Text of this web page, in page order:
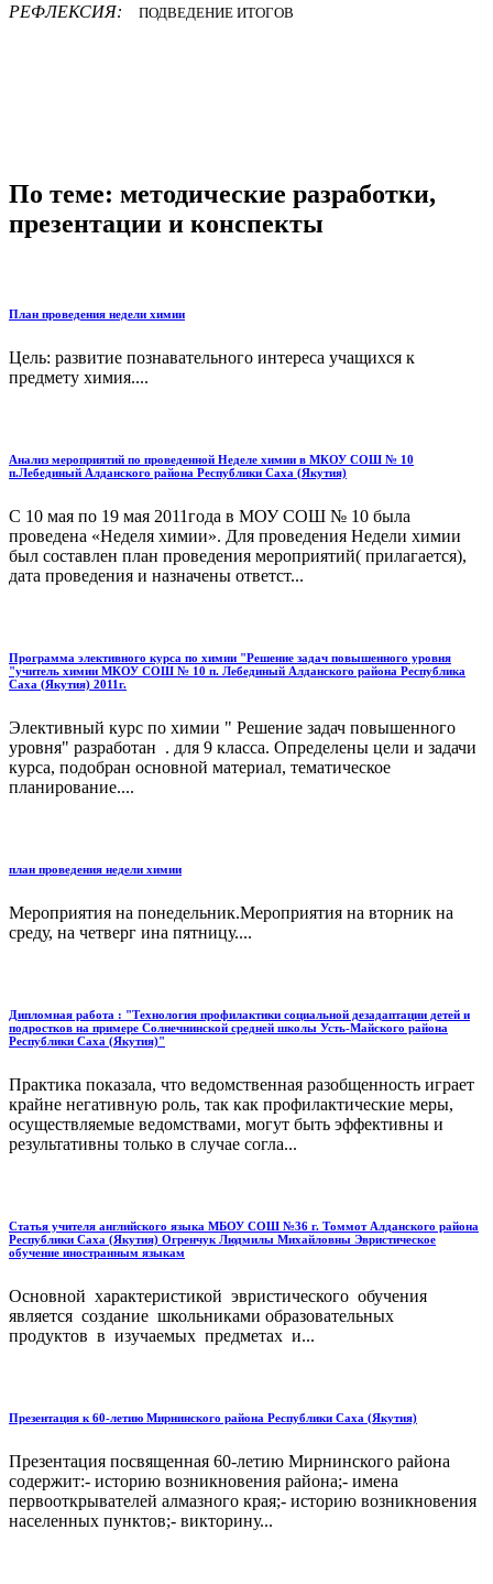
РЕФЛЕКСИЯ:
ПОДВЕДЕНИЕ ИТОГОВ
По теме: методические разработки,
презентации и конспекты
План проведения недели химии
Цель: развитие познавательного интереса учащихся к
предмету химия....
Анализ мероприятий по проведенной Неделе химии в МКОУ СОШ № 10
п.Лебединый Алданского района Республики Саха (Якутия)
С 10 мая по 19 мая 2011года в МОУ СОШ № 10 была
проведена «Неделя химии». Для проведения Недели химии
был составлен план проведения мероприятий( прилагается),
дата проведения и назначены ответст...
Программа элективного курса по химии "Решение задач повышенного уровня
"учитель химии МКОУ СОШ № 10 п. Лебединый Алданского района Республика
Саха (Якутия) 2011г.
Элективный курс по химии " Решение задач повышенного
уровня" разработан . для 9 класса. Определены цели и задачи
курса, подобран основной материал, тематическое
планирование....
план проведения недели химии
Мероприятия на понедельник.Мероприятия на вторник на
среду, на четверг ина пятницу....
Дипломная работа : "Технология профилактики социальной дезадаптации детей и
подростков на примере Солнечнинской средней школы Усть-Майского района
Республики Саха (Якутия)"
Практика показала, что ведомственная разобщенность играет
крайне негативную роль, так как профилактические меры,
осуществляемые ведомствами, могут быть эффективны и
результативны только в случае согла...
Статья учителя английского языка МБОУ СОШ №36 г. Томмот Алданского района
Республики Саха (Якутия) Огренчук Людмилы Михайловны Эвристическое
обучение иностранным языкам
Основной характеристикой эвристического обучения
является создание школьниками образовательных
продуктов в изучаемых предметах и...
Презентация к 60-летию Мирнинского района Республики Саха (Якутия)
Презентация посвященная 60-летию Мирнинского района
содержит:- историю возникновения района;- имена
первооткрывателей алмазного края;- историю возникновения
населенных пунктов;- викторину...